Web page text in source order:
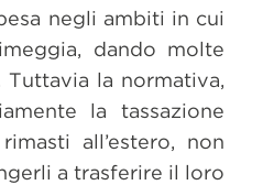
negli ambiti in cui
dando molte
la normativa,
la tassazione
all’estero, non
a trasferire il loro